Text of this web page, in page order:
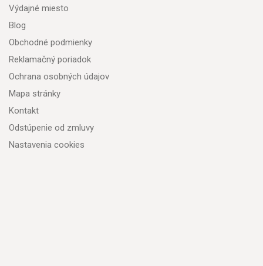
Výdajné miesto
Blog
Obchodné podmienky
Reklamačný poriadok
Ochrana osobných údajov
Mapa stránky
Kontakt
Odstúpenie od zmluvy
Nastavenia cookies